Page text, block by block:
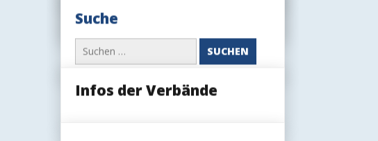
länger
im
Blog:
nur
für
Suche
Suchen
nach:
Infos der Verbände